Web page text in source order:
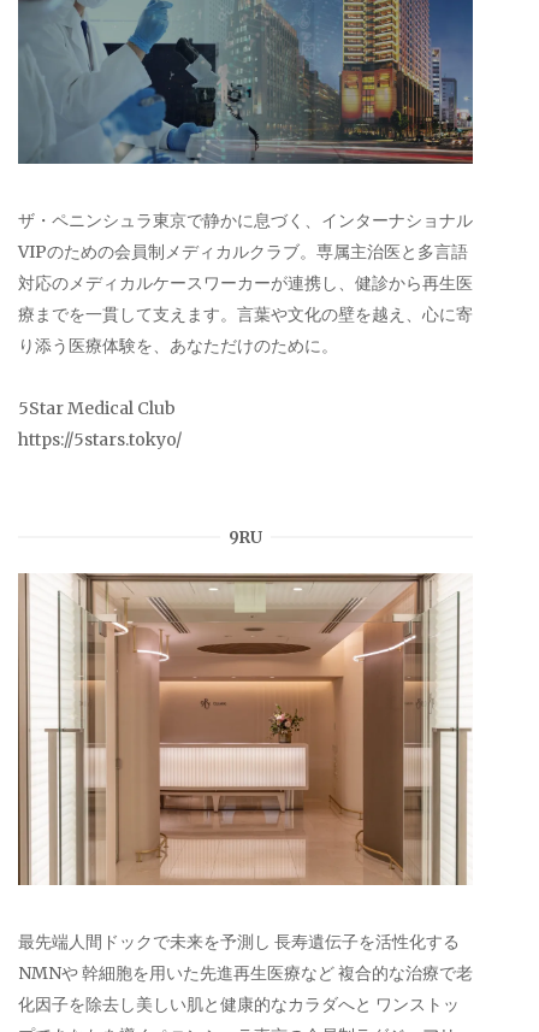
ザ・ペニンシュラ東京で静かに息づく、インターナショナル
VIPのための会員制メディカルクラブ。専属主治医と多言語
対応のメディカルケースワーカーが連携し、健診から再生医
療までを一貫して支えます。言葉や文化の壁を越え、心に寄
り添う医療体験を、あなただけのために。
5Star Medical Club
https://5stars.tokyo/
9RU
最先端人間ドックで未来を予測し 長寿遺伝子を活性化する
NMNや 幹細胞を用いた先進再生医療など 複合的な治療で老
化因子を除去し美しい肌と健康的なカラダへと ワンストッ